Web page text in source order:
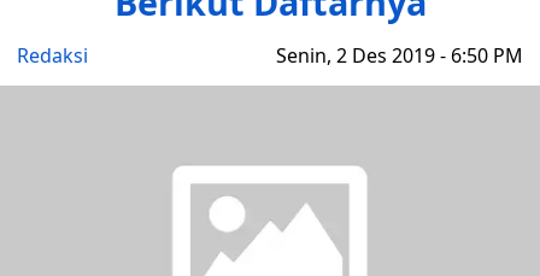
Redaksi Senin, 2 Des 2019 - 6:50 PM